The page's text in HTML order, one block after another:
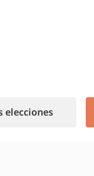
elecciones